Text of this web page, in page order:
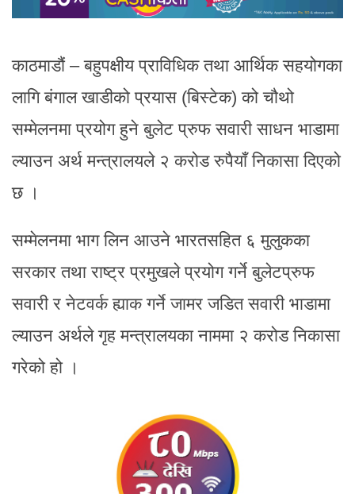
काठमाडौं – बहुपक्षीय प्राविधिक तथा आर्थिक सहयोगका
लागि बंगाल खाडीको प्रयास (बिस्टेक) को चौथो
सम्मेलनमा प्रयोग हुने बुलेट प्रुफ सवारी साधन भाडामा
ल्याउन अर्थ मन्त्रालयले २ करोड रुपैयाँ निकासा दिएको
छ ।
सम्मेलनमा भाग लिन आउने भारतसहित ६ मुलुकका
सरकार तथा राष्ट्र प्रमुखले प्रयोग गर्ने बुलेटप्रुफ
सवारी र नेटवर्क ह्याक गर्ने जामर जडित सवारी भाडामा
ल्याउन अर्थले गृह मन्त्रालयका नाममा २ करोड निकासा
गरेको हो ।